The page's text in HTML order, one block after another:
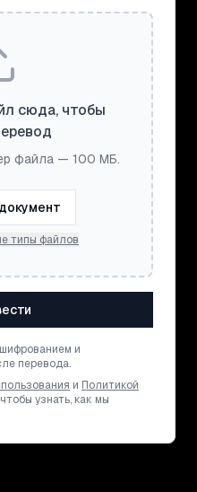
сюда, чтобы
файла — 100 МБ.
типы файлов
и
перевода.
и Политикой
узнать, как мы